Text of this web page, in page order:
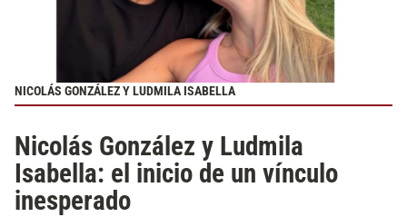
NICOLÁS GONZÁLEZ Y LUDMILA ISABELLA
Nicolás González y Ludmila
Isabella: el inicio de un vínculo
inesperado